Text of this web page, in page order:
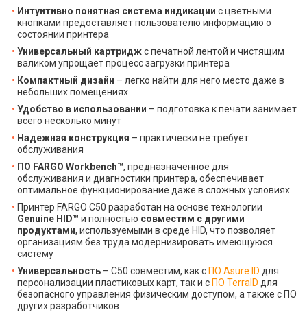
Интуитивно понятная система индикации с цветными
кнопками предоставляет пользователю информацию о
состоянии принтера
Универсальный картриджс печатной лентой и чистящим
валиком упрощает процесс загрузки принтера
Компактный дизайн – легко найти для него место даже в
небольших помещениях
Удобство в использовании – подготовка к печати занимает
всего несколько минут
Надежная конструкция – практически не требует
обслуживания
ПО FARGO Workbench™, предназначенное для
обслуживания и диагностики принтера, обеспечивает
оптимальное функционирование даже в сложных условиях
Принтер FARGO C50 разработан на основе технологии
Genuine HID™ и полностью совместим с другими
продуктами, используемыми в среде HID, что позволяет
организациям без труда модернизировать имеющуюся
систему
Универсальность – C50 совместим, как с ПО Asure ID для
персонализации пластиковых карт, так и с ПО TerraID для
безопасного управления физическим доступом, а также с ПО
других разработчиков